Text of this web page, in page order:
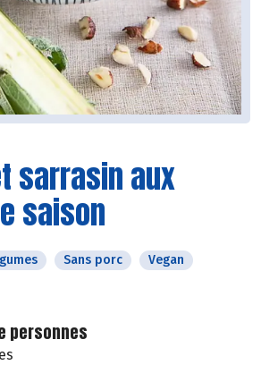
sarrasin aux
saison
Sans porc
Vegan
personnes